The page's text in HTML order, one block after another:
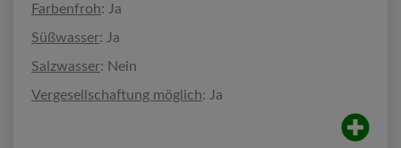
Farbenfroh: Ja
Süßwasser: Ja
Salzwasser: Nein
Vergesellschaftung möglich: Ja